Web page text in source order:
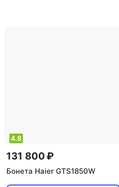
4.8
131 800 ₽
Бонета Haier GTS1850W